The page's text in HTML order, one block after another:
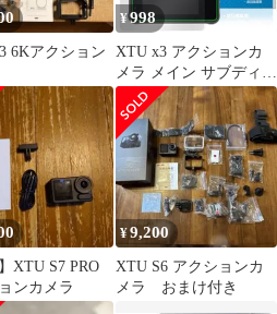
6Kアクション
¥998
XTU x3 アクションカ
メラ メイン サブディス
プレイセット 保護 フィ
ルム OverLay Eye
Protector 低反射 ブルー
ライトカット 反射防止
XTU S7 PRO
ンカメラ
¥9,200
XTU S6 アクションカ
メラ おまけ付き